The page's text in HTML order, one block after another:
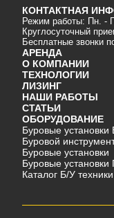
КОНТАКТНАЯ
Режим работы: Пн. -
Круглосуточный
Бесплатные звонки
АРЕНДА
О КОМПАНИИ
ТЕХНОЛОГИИ
ЛИЗИНГ
НАШИ РАБОТЫ
СТАТЬИ
ОБОРУДОВАНИЕ
Буровые
Буровой
Буровые установки
Буровые установки
Каталог Б/У техники